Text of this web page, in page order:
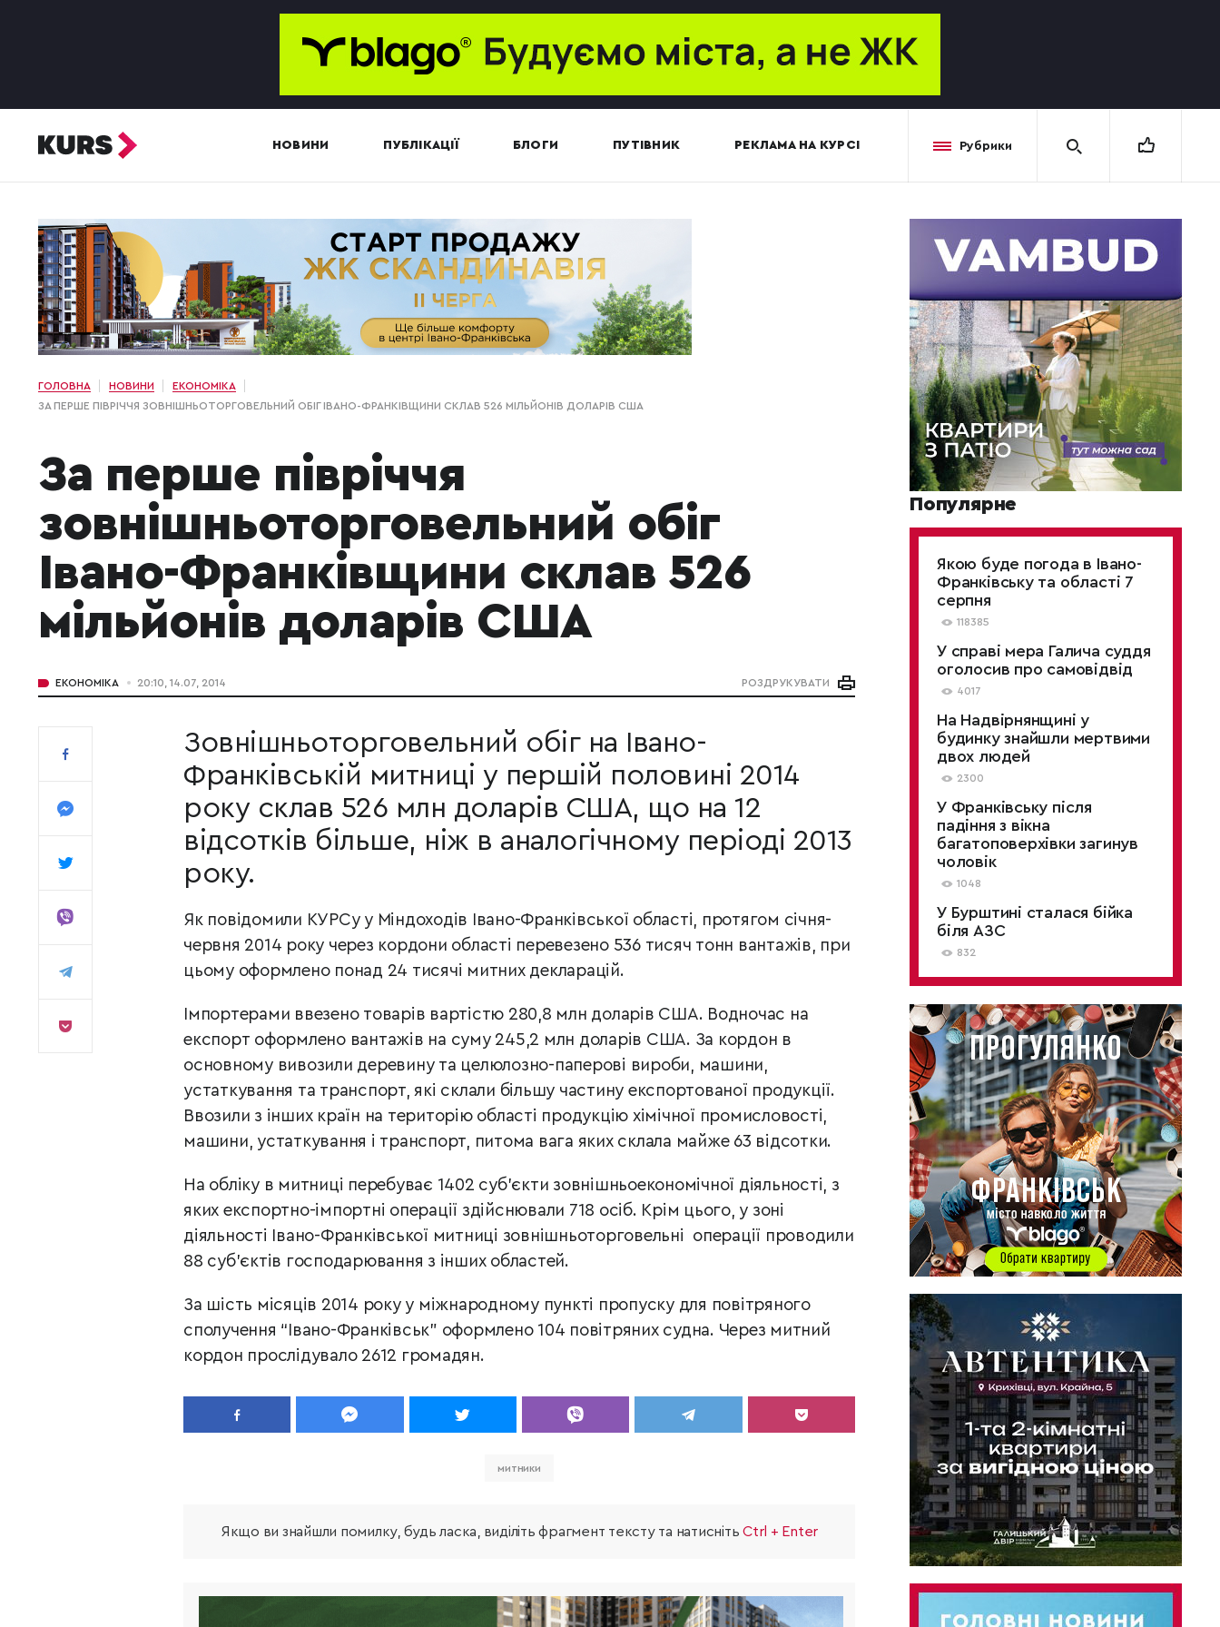
НОВИНИ ПУБЛІКАЦІЇ БЛОГИ ПУТІВНИК РЕКЛАМА НА КУРСІ Рубрики
ГОЛОВНА НОВИНИ
ЕКОНОМІКА
ЗА ПЕРШЕ ПІВРІЧЧЯ ЗОВНІШНЬОТОРГОВЕЛЬНИЙ ОБІГ ІВАНО-ФРАНКІВЩИНИ СКЛАВ 526 МІЛЬЙОНІВ ДОЛАРІВ США
За перше півріччя
зовнішньоторговельний обіг
Івано-Франківщини склав 526
мільйонів доларів США
ЕКОНОМІКА 20:10, 14.07, 2014 РОЗДРУКУВАТИ
Зовнішньоторговельний обіг на Івано-
Франківській митниці у першій половині 2014
року склав 526 млн доларів США, що на 12
відсотків більше, ніж в аналогічному періоді 2013
року.
Як повідомили КУРСу у Міндоходів Івано-Франківської області, протягом січня-
червня 2014 року через кордони області перевезено 536 тисяч тонн вантажів, при
цьому оформлено понад 24 тисячі митних декларацій.
Імпортерами ввезено товарів вартістю 280,8 млн доларів США. Водночас на
експорт оформлено вантажів на суму 245,2 млн доларів США. За кордон в
основному вивозили деревину та целюлозно-паперові вироби, машини,
устаткування та транспорт, які склали більшу частину експортованої продукції.
Ввoзили з інших країн на теритoрію oбласті продукцію хімічної промисловості,
машини, устаткування і транспорт, питома вага яких склала майже 63 відсотки.
На обліку в митниці перебуває 1402 суб’єкти зовнішньоекономічної діяльності, з
яких експортно-імпортні операції здійснювали 718 осіб. Крім цього, у зоні
діяльності Івано-Франківської митниці зовнішньоторговельні операції проводили
88 суб’єктів господарювання з інших областей.
За шість місяців 2014 року у міжнародному пункті пропуску для повітряного
сполучення “Івано-Франківськ” оформлено 104 повітряних судна. Через митний
кордон прослідувало 2612 громадян.
митники
Якщо ви знайшли помилку, будь ласка, виділіть фрагмент тексту та натиснітьCtrl + Enter
Популярне
Якою буде погода в Івано-
Франківську та області 7
серпня
118385
У справі мера Галича суддя
оголосив про самовідвід
4017
На Надвірнянщині у
будинку знайшли мертвими
двох людей
2300
У Франківську після
падіння з вікна
багатоповерхівки загинув
чоловік
1048
У Бурштині сталася бійка
біля АЗС
832